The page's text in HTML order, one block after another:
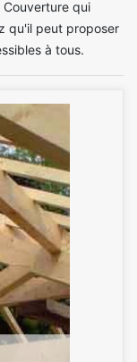
Couverture qui
qu'il peut proposer
à tous.